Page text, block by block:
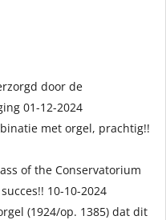
door de
01-12-2024
met orgel, prachtig!!
of the Conservatorium
10-10-2024
(1924/op. 1385) dat dit